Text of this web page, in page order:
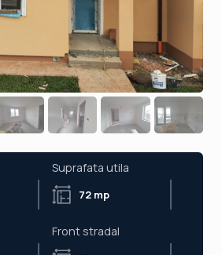
Suprafata utila
72 mp
Front stradal